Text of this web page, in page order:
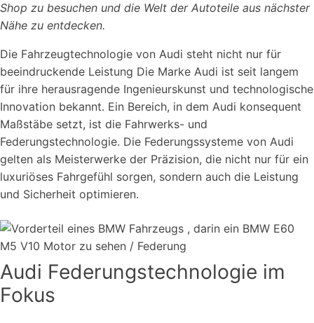
Shop zu besuchen und die Welt der Autoteile aus nächster
Nähe zu entdecken.
Die Fahrzeugtechnologie von Audi steht nicht nur für
beeindruckende Leistung Die Marke Audi ist seit langem
für ihre herausragende Ingenieurskunst und technologische
Innovation bekannt. Ein Bereich, in dem Audi konsequent
Maßstäbe setzt, ist die Fahrwerks- und
Federungstechnologie. Die Federungssysteme von Audi
gelten als Meisterwerke der Präzision, die nicht nur für ein
luxuriöses Fahrgefühl sorgen, sondern auch die Leistung
und Sicherheit optimieren.
Audi Federungstechnologie im
Fokus